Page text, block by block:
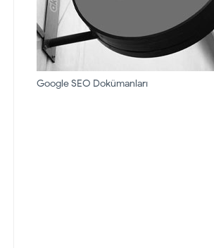
Google SEO Dokümanları